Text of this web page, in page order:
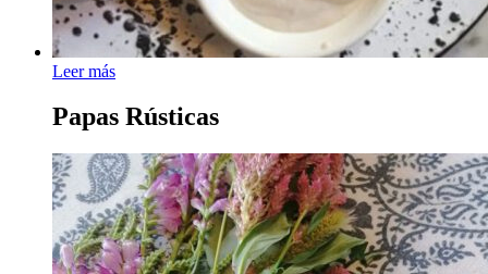
Leer más
Papas Rústicas